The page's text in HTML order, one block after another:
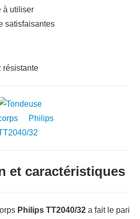
à utiliser
satisfaisantes
résistante
et caractéristiques
Philips TT2040/32 a fait le pari